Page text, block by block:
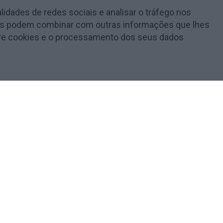
de redes sociais e analisar o tráfego nos
podem combinar com outras informações que lhes
cookies e o processamento dos seus dados